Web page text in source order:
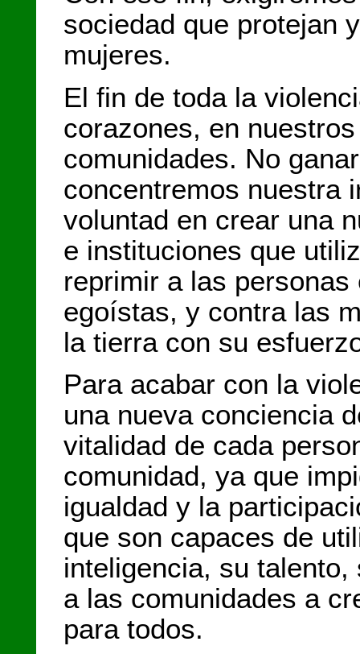
sociedad que protejan
mujeres.
El fin de toda la
corazones, en
comunidades. No
concentremos nuestra
voluntad en crear una
e instituciones que
reprimir a las
egoístas, y contra las
la tierra con su
Para acabar con la
una nueva conciencia
vitalidad de cada
comunidad, ya que
igualdad y la
que son capaces de
inteligencia, su
a las comunidades a
para todos.